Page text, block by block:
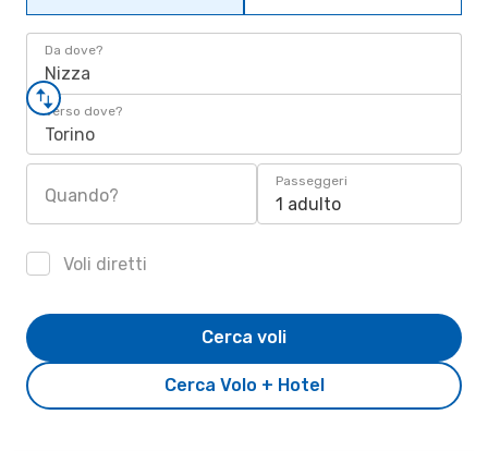
Da dove?
Nizza
Verso dove?
Torino
Quando?
Passeggeri
1 adulto
Voli diretti
Cerca Volo + Hotel
Cerca voli